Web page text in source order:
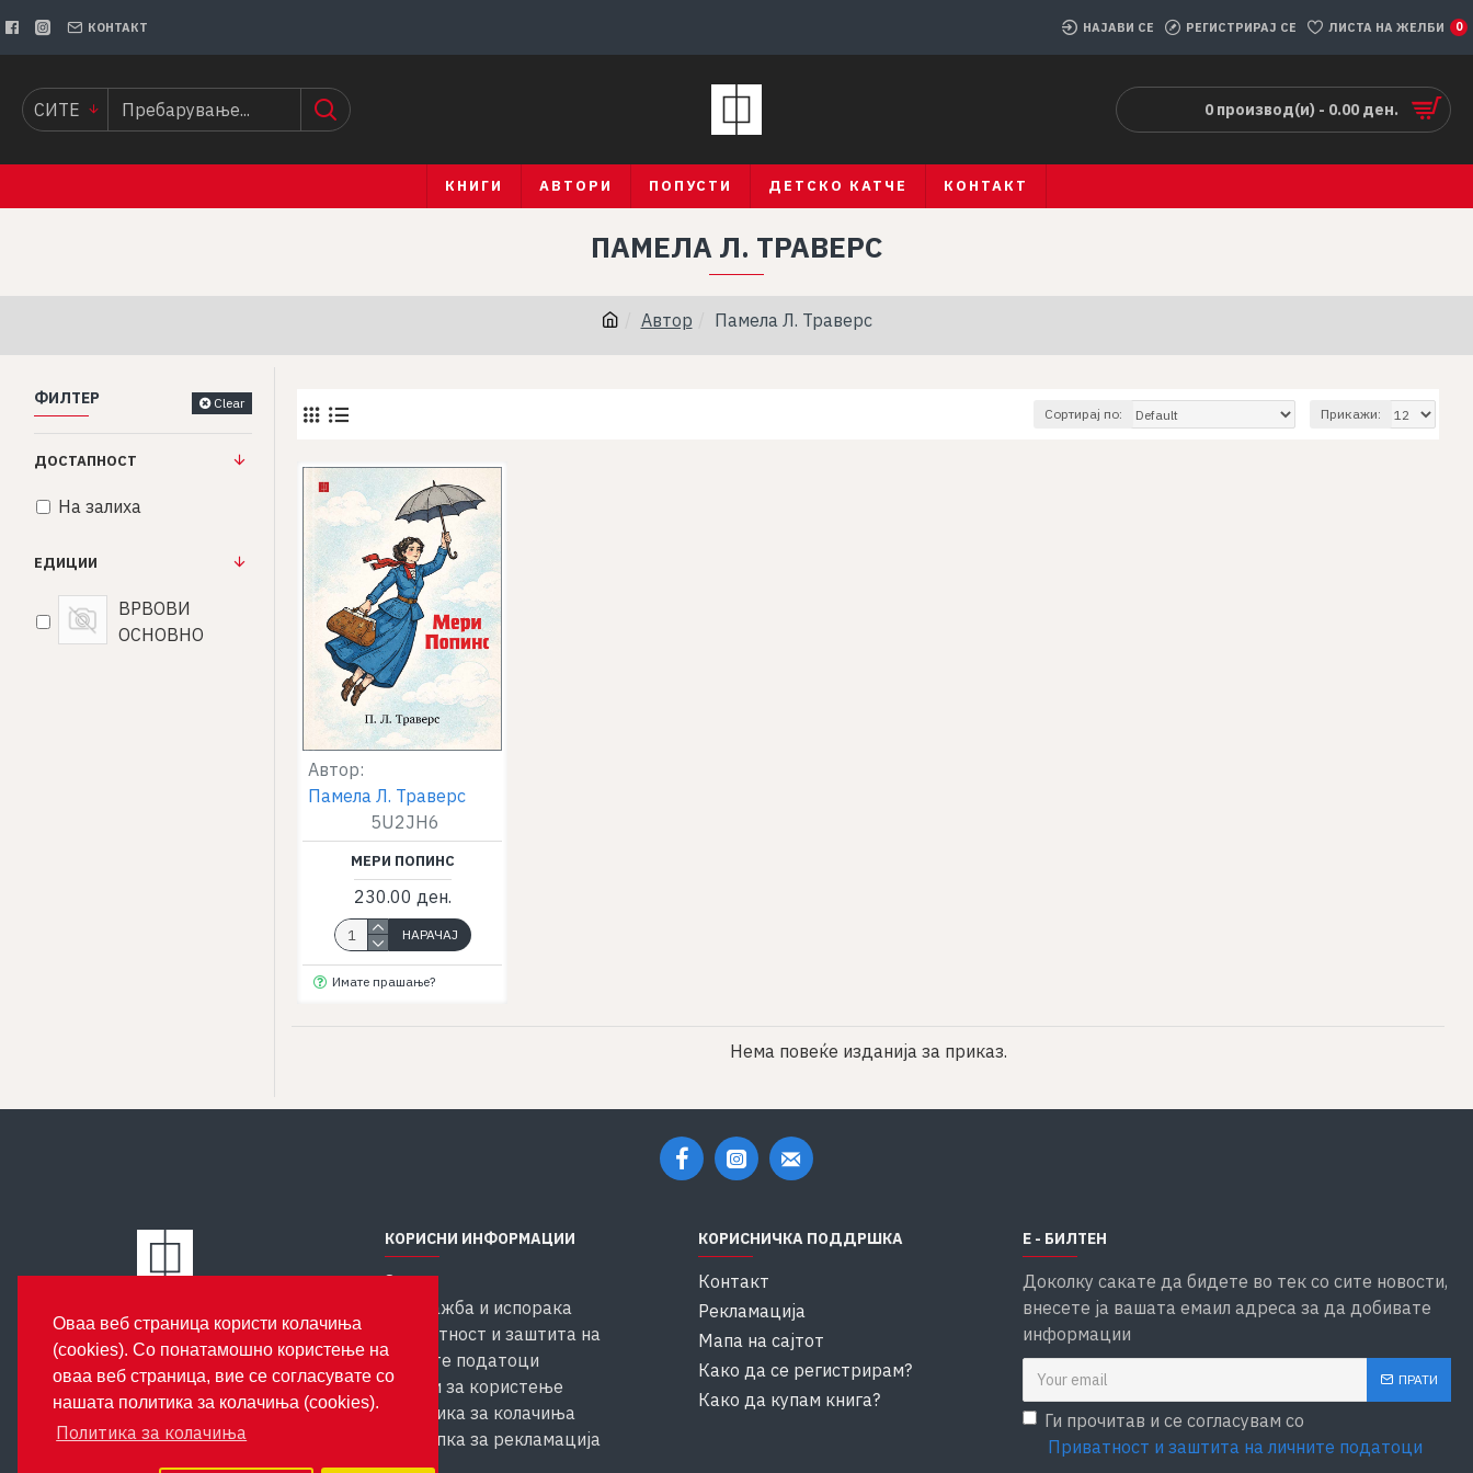
Оваа веб страница користи колачиња
(cookies). Со понатамошно користење на
оваа веб страница, вие се согласувате со
нашата политика за колачиња (cookies).
Политика за колачиња
КОНТАКТ НАЈАВИ СЕ РЕГИСТРИРАЈ СЕ ЛИСТА НА ЖЕЛБИ 0
СИТЕ 0 производ(и) - 0.00 ден.
КНИГИ АВТОРИ ПОПУСТИ ДЕТСКО КАТЧЕ КОНТАКТ
Автор Памела Л. Траверс
ПАМЕЛА Л. ТРАВЕРС
ФИЛТЕР Clear
ЕДИЦИИ
ВРВОВИ
ОСНОВНО
ДОСТАПНОСТ
На залиха
Сортирај по: Прикажи:
Автор:
Памела Л. Траверс
5U2JH6
МЕРИ ПОПИНС
230.00 ден.
НАРАЧАЈ
Имате прашање?
Нема повеќе изданија за приказ.
ул. Костурски Херои бр. 35
1000 Скопје
КОРИСНИ ИНФОРМАЦИИ
За нас
Продажба и испорака
Приватност и заштита на
личните податоци
Услови за користење
Политика за колачиња
Постапка за рекламација
КОРИСНИЧКА ПОДДРШКА
Контакт
Рекламација
Мапа на сајтот
Како да се регистрирам?
Како да купам книга?
Е - БИЛТЕН
Доколку сакате да бидете во тек со сите новости,
внесете ја вашата емаил адреса за да добивате
информации
ПРАТИ
Ги прочитав и се согласувам со
Приватност и заштита на личните податоци